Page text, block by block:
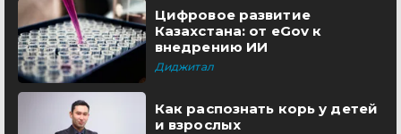
Цифровое развитие
Казахстана: от eGov к
внедрению ИИ
Диджитал
Как распознать корь у детей
и взрослых